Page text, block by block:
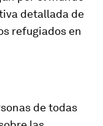
detallada de
refugiados en
de todas